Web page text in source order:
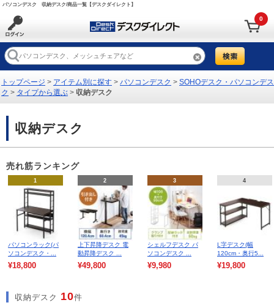
パソコンデスク 収納デスク/商品一覧【デスクダイレクト】
0
トップページ > アイテム別に探す > パソコンデスク > SOHOデスク・パソコンデス
ク > タイプから選ぶ > 収納デスク
収納デスク
売れ筋ランキング
1
パソコンラック(パ
ソコンデスク・...
¥18,800
2
上下昇降デスク 電
動昇降デスク ...
¥49,800
3
シェルフデスク パ
ソコンデスク ...
¥9,980
4
L字デスク(幅
120cm・奥行5...
¥19,800
収納デスク 10件